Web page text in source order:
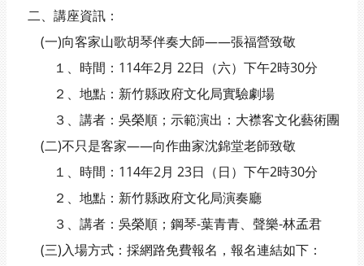
二、講座資訊：
(一)向客家山歌胡琴伴奏大師——張福營致敬
１、時間：114年2月 22日（六）下午2時30分
２、地點：新竹縣政府文化局實驗劇場
３、講者：吳榮順；示範演出：大襟客文化藝術團
(二)不只是客家——向作曲家沈錦堂老師致敬
１、時間：114年2月 23日（日）下午2時30分
２、地點：新竹縣政府文化局演奏廳
３、講者：吳榮順；鋼琴-葉青青、聲樂-林孟君
(三)入場方式：採網路免費報名，報名連結如下：